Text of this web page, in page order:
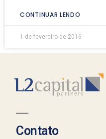
CONTINUAR LENDO
1 de fevereiro de 2016
Contato